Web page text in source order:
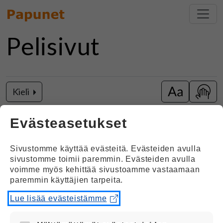
Pelisivut
Kieli
Vaihda isot
Musavisa
Evästeasetukset
Sivustomme käyttää evästeitä. Evästeiden avulla
sivustomme toimii paremmin. Evästeiden avulla
voimme myös kehittää sivustoamme vastaamaan
paremmin käyttäjien tarpeita.
Lue lisää evästeistämme